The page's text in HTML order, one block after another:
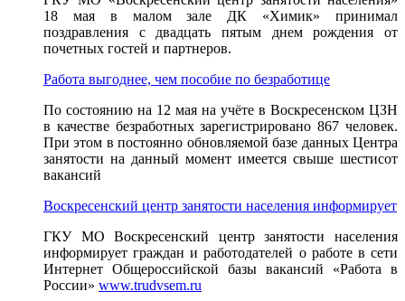
18 мая в малом зале ДК «Химик» принимал
поздравления с двадцать пятым днем рождения от
почетных гостей и партнеров.
Работа выгоднее, чем пособие по безработице
По состоянию на 12 мая на учёте в Воскресенском ЦЗН
в качестве безработных зарегистрировано 867 человек.
При этом в постоянно обновляемой базе данных Центра
занятости на данный момент имеется свыше шестисот
вакансий
Воскресенский центр занятости населения информирует
ГКУ МО Воскресенский центр занятости населения
информирует граждан и работодателей о работе в сети
Интернет Общероссийской базы вакансий «Работа в
России» www.trudvsem.ru